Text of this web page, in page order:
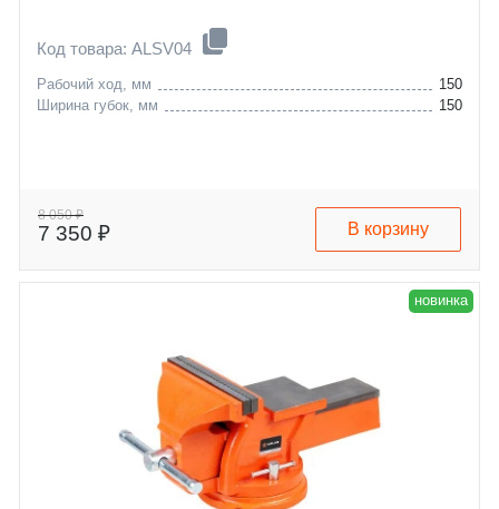
Код товара: ALSV04
Рабочий ход, мм
150
Ширина губок, мм
150
8 050 ₽
7 350 ₽ В корзину
новинка